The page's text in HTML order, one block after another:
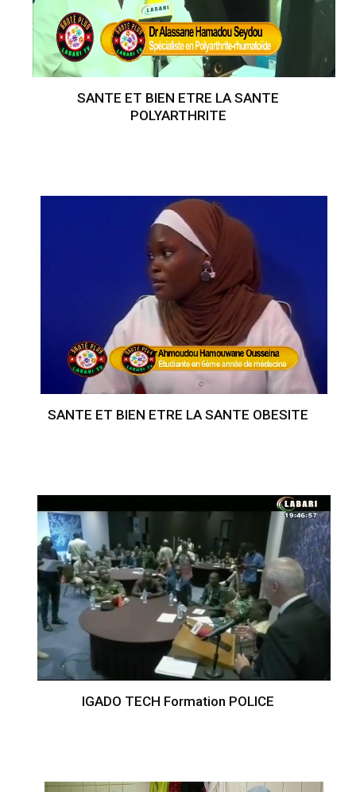
SANTE ET BIEN ETRE LA SANTE
POLYARTHRITE
SANTE ET BIEN ETRE LA SANTE OBESITE
IGADO TECH Formation POLICE